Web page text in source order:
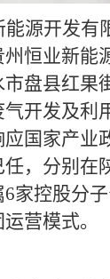
源开发有
恒业新能
盘县红果
开发及利
国家产业
任， 分别在
6家控股分
营模式。